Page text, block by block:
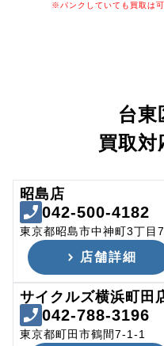
※パンクしていても買取は
台東
買取対
昭島店
042-500-4182
東京都昭島市中神町3丁目
店舗詳細
サイクルズ横浜町田
042-788-3196
東京都町田市鶴間7-1-1